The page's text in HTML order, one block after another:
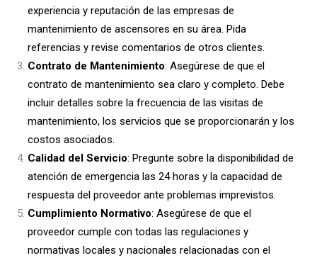
experiencia y reputación de las empresas de
mantenimiento de ascensores en su área. Pida
referencias y revise comentarios de otros clientes.
Contrato de Mantenimiento: Asegúrese de que el
contrato de mantenimiento sea claro y completo. Debe
incluir detalles sobre la frecuencia de las visitas de
mantenimiento, los servicios que se proporcionarán y los
costos asociados.
Calidad del Servicio: Pregunte sobre la disponibilidad de
atención de emergencia las 24 horas y la capacidad de
respuesta del proveedor ante problemas imprevistos.
Cumplimiento Normativo: Asegúrese de que el
proveedor cumple con todas las regulaciones y
normativas locales y nacionales relacionadas con el